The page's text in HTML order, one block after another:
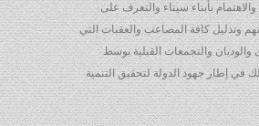
بأبناء سيناء والتعرف على
وتذليل كافة المصاعب والعقبات التي
والتجمعات القبلية بوسط
في إطار جهود الدولة لتحقيق التنمية